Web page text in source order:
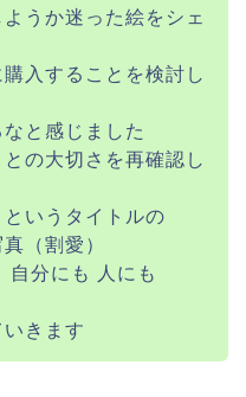
うか迷った絵をシェ
入することを検討し
と感じました
の大切さを再確認し
いうタイトルの
（割愛）
自分にも 人にも
きます